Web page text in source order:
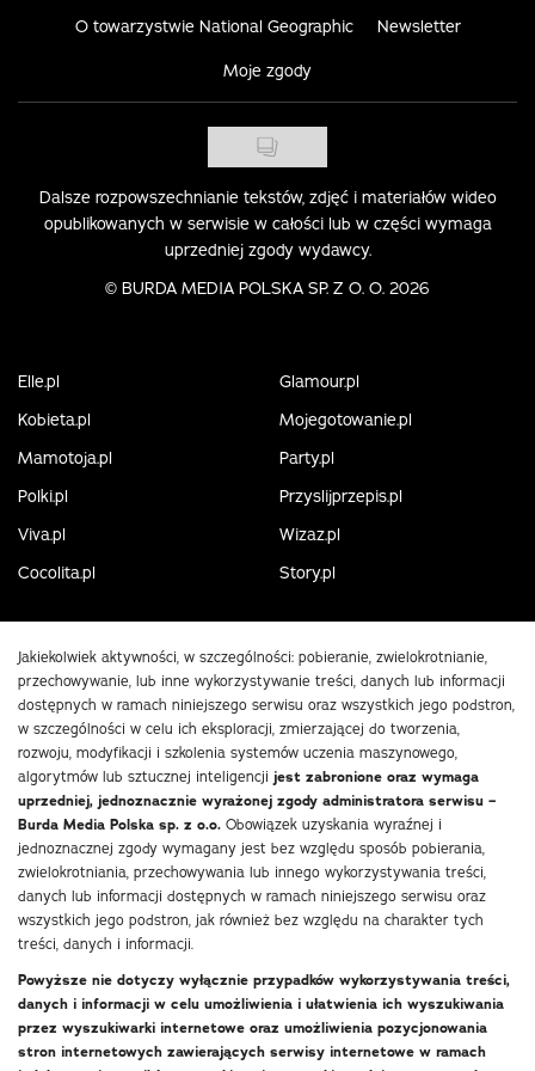
O towarzystwie National Geographic Newsletter
Moje zgody
Dalsze rozpowszechnianie tekstów, zdjęć i materiałów wideo
opublikowanych w serwisie w całości lub w części wymaga
uprzedniej zgody wydawcy.
© BURDA MEDIA POLSKA SP. Z O. O. 2026
Elle.pl
Glamour.pl
Kobieta.pl
Mojegotowanie.pl
Mamotoja.pl
Party.pl
Polki.pl
Przyslijprzepis.pl
Viva.pl
Wizaz.pl
Cocolita.pl
Story.pl
Jakiekolwiek aktywności, w szczególności: pobieranie, zwielokrotnianie,
przechowywanie, lub inne wykorzystywanie treści, danych lub informacji
dostępnych w ramach niniejszego serwisu oraz wszystkich jego podstron,
w szczególności w celu ich eksploracji, zmierzającej do tworzenia,
rozwoju, modyfikacji i szkolenia systemów uczenia maszynowego,
algorytmów lub sztucznej inteligencji jest zabronione oraz wymaga
uprzedniej, jednoznacznie wyrażonej zgody administratora serwisu –
Burda Media Polska sp. z o.o. Obowiązek uzyskania wyraźnej i
jednoznacznej zgody wymagany jest bez względu sposób pobierania,
zwielokrotniania, przechowywania lub innego wykorzystywania treści,
danych lub informacji dostępnych w ramach niniejszego serwisu oraz
wszystkich jego podstron, jak również bez względu na charakter tych
treści, danych i informacji.
Powyższe nie dotyczy wyłącznie przypadków wykorzystywania treści,
danych i informacji w celu umożliwienia i ułatwienia ich wyszukiwania
przez wyszukiwarki internetowe oraz umożliwienia pozycjonowania
stron internetowych zawierających serwisy internetowe w ramach